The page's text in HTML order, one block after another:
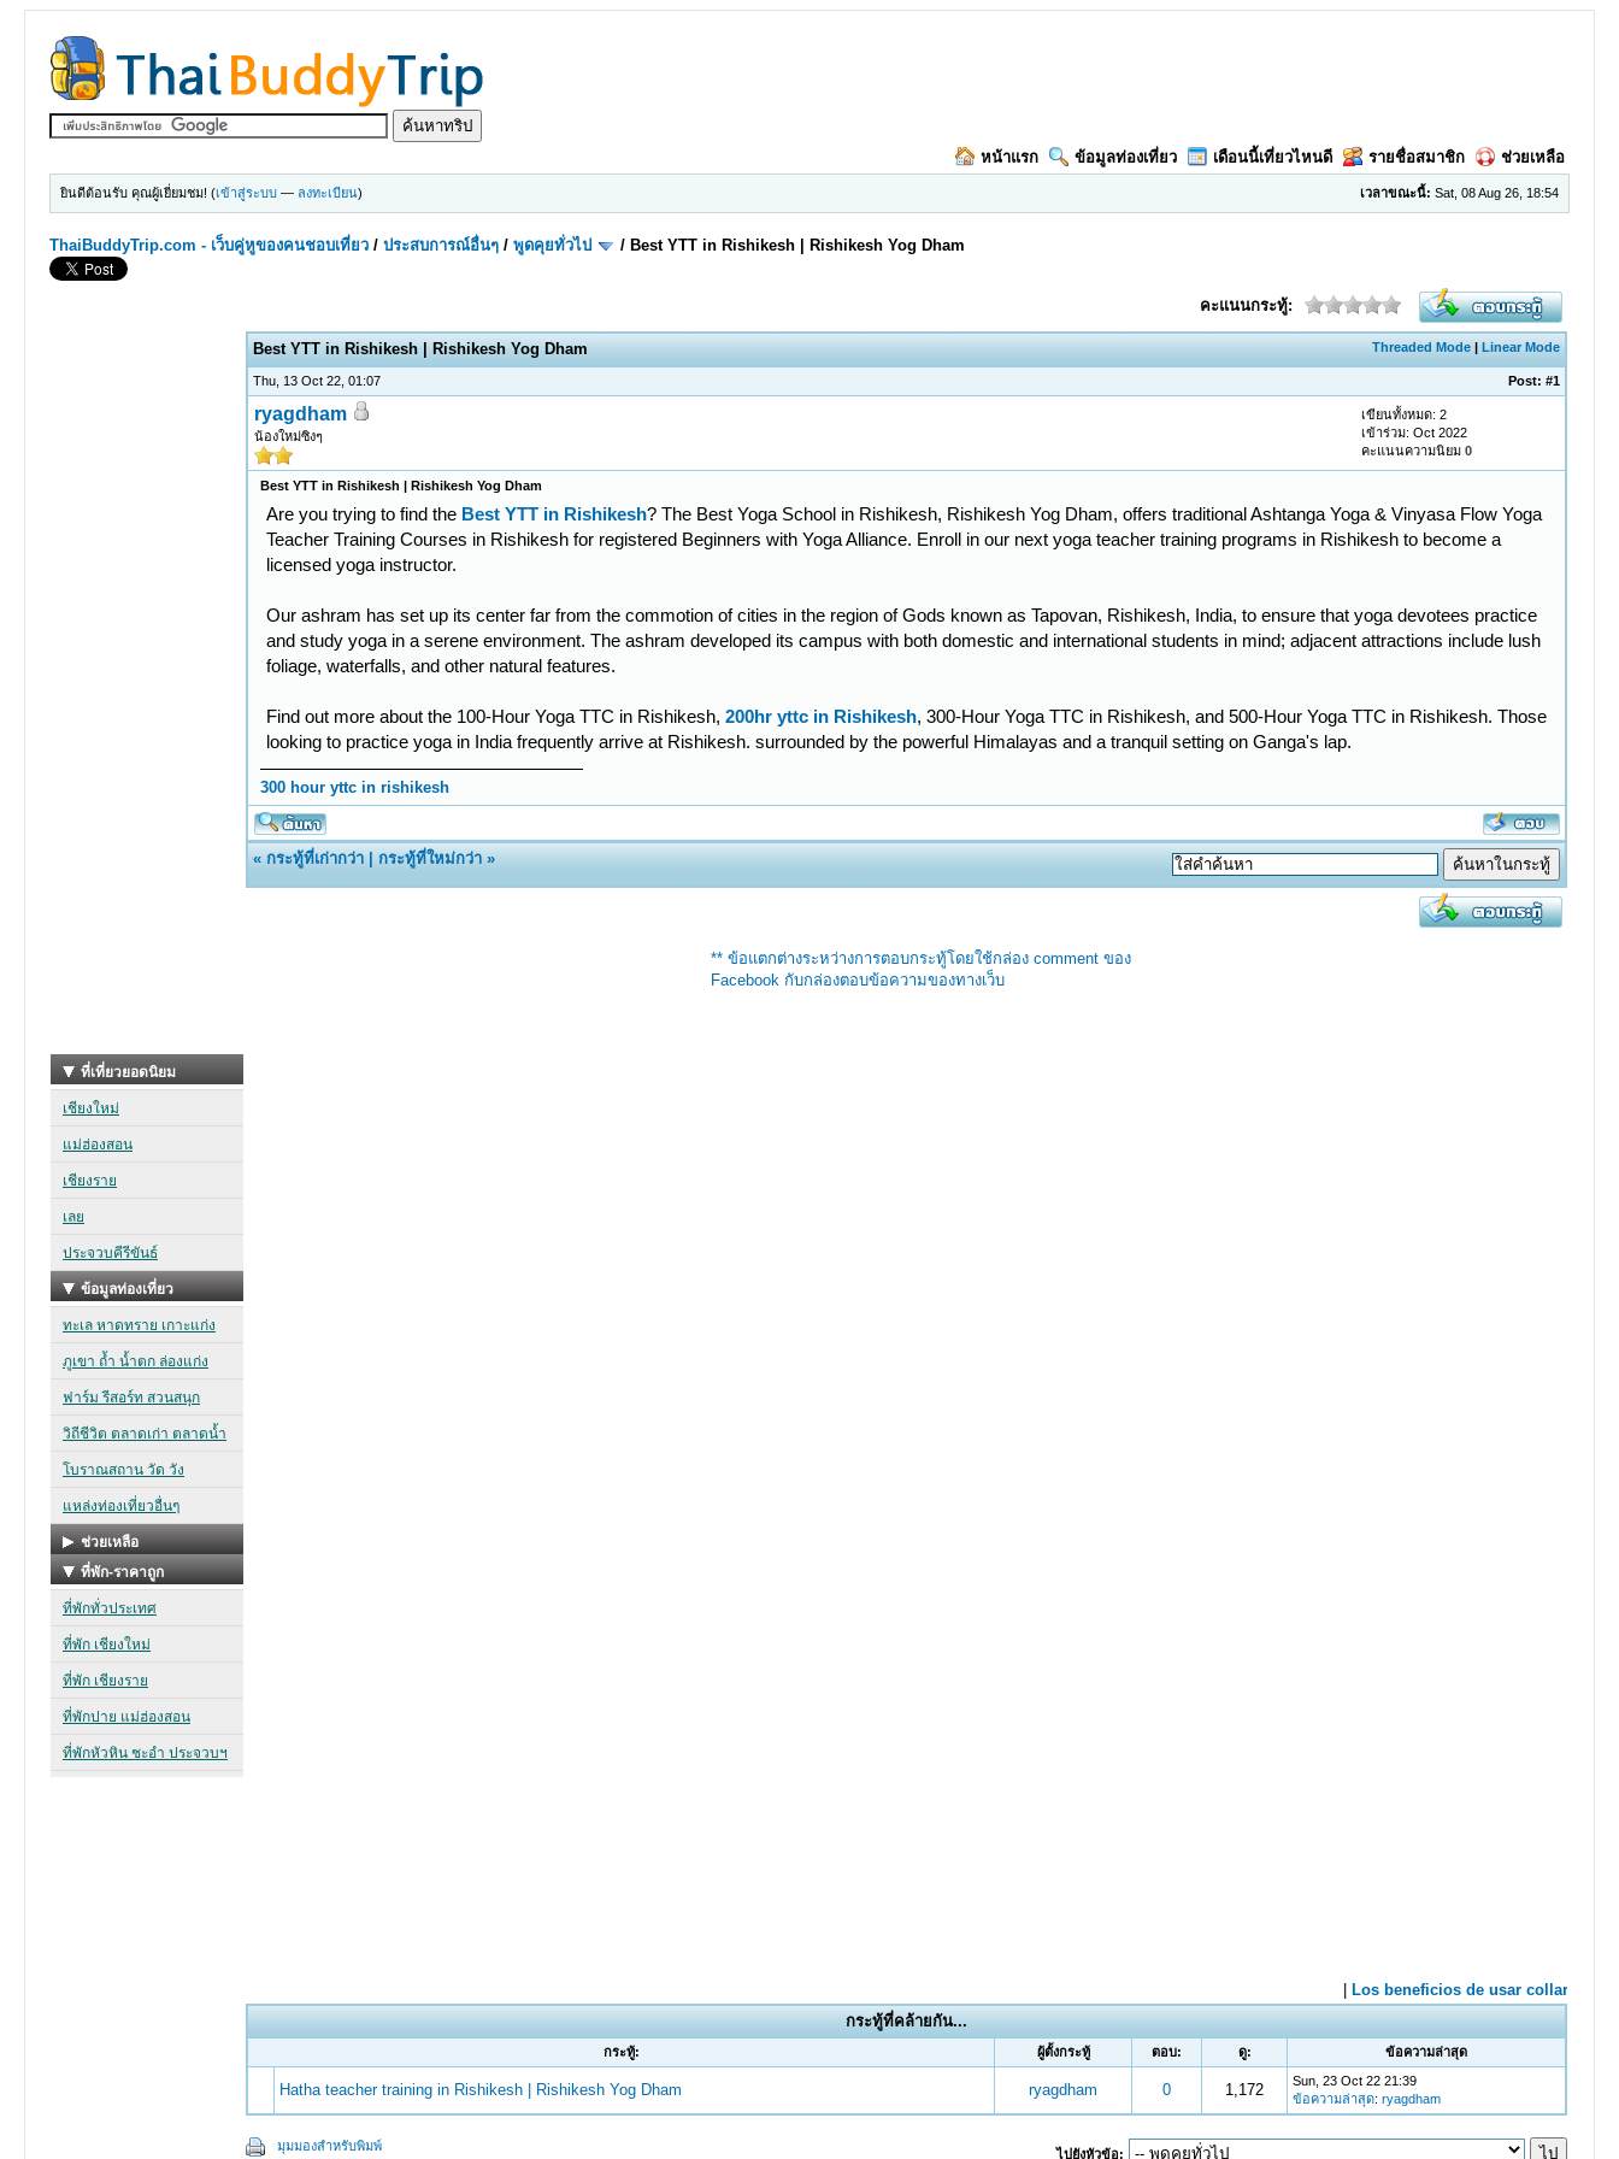
หน้าแรก ข้อมูลท่องเที่ยว เดือนนี้เที่ยวไหนดี รายชื่อสมาชิก ช่วยเหลือ
เวลาขณะนี้: Sat, 08 Aug 26, 18:54
ยินดีต้อนรับ คุณผู้เยี่ยมชม! (เข้าสู่ระบบ — ลงทะเบียน)
ThaiBuddyTrip.com - เว็บคู่หูของคนชอบเที่ยว /ประสบการณ์อื่นๆ /พูดคุยทั่วไป / Best YTT in Rishikesh | Rishikesh Yog Dham
คะแนนกระทู้:
Threaded Mode |Linear Mode
Best YTT in Rishikesh | Rishikesh Yog Dham
Thu, 13 Oct 22, 01:07 Post:#1
ryagdham
น้องใหม่ซิงๆ
เขียนทั้งหมด: 2
เข้าร่วม: Oct 2022
คะแนนความนิยม0
Best YTT in Rishikesh | Rishikesh Yog Dham
Are you trying to find the Best YTT in Rishikesh? The Best Yoga School in Rishikesh, Rishikesh Yog Dham, offers traditional Ashtanga Yoga & Vinyasa Flow Yoga
Teacher Training Courses in Rishikesh for registered Beginners with Yoga Alliance. Enroll in our next yoga teacher training programs in Rishikesh to become a
licensed yoga instructor.
Our ashram has set up its center far from the commotion of cities in the region of Gods known as Tapovan, Rishikesh, India, to ensure that yoga devotees practice
and study yoga in a serene environment. The ashram developed its campus with both domestic and international students in mind; adjacent attractions include lush
foliage, waterfalls, and other natural features.
Find out more about the 100-Hour Yoga TTC in Rishikesh,200hr yttc in Rishikesh, 300-Hour Yoga TTC in Rishikesh, and 500-Hour Yoga TTC in Rishikesh. Those
looking to practice yoga in India frequently arrive at Rishikesh. surrounded by the powerful Himalayas and a tranquil setting on Ganga's lap.
300 hour yttc in rishikesh
«กระทู้ที่เก่ากว่า |กระทู้ที่ใหม่กว่า »
** ข้อแตกต่างระหว่างการตอบกระทู้โดยใช้กล่อง comment ของ
Facebook กับกล่องตอบข้อความของทางเว็บ
กระทู้ที่คล้ายกัน...
กระทู้: ผู้ตั้งกระทู้ ตอบ: ดู: ข้อความล่าสุด
Hatha teacher training in Rishikesh | Rishikesh Yog Dham ryagdham 0 1,172
Sun, 23 Oct 22 21:39
ข้อความล่าสุด:ryagdham
มุมมองสำหรับพิมพ์
ไปยังหัวข้อ: